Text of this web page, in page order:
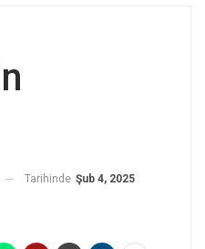
Tarihinde Şub 4, 2025